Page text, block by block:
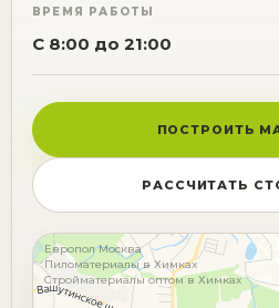
ВРЕМЯ РАБОТЫ
С 8:00 до 21:00
ПОСТРОИТЬ
РАССЧИТАТЬ
Европол Москва
Пиломатериалы в Химках
Стройматериалы оптом в Химках